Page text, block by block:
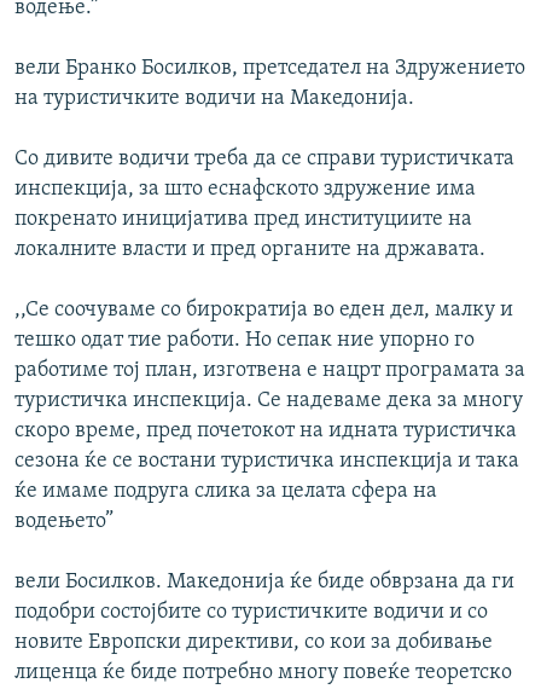
водење.”
вели Бранко Босилков, претседател на Здружението
на туристичките водичи на Македонија.
Со дивите водичи треба да се справи туристичката
инспекција, за што еснафското здружение има
покренато иницијатива пред институциите на
локалните власти и пред органите на државата.
,,Се соочуваме со бирократија во еден дел, малку и
тешко одат тие работи. Но сепак ние упорно го
работиме тој план, изготвена е нацрт програмата за
туристичка инспекција. Се надеваме дека за многу
скоро време, пред почетокот на идната туристичка
сезона ќе се востани туристичка инспекција и така
ќе имаме подруга слика за целата сфера на
водењето”
вели Босилков. Македонија ќе биде обврзана да ги
подобри состојбите со туристичките водичи и со
новите Европски директиви, со кои за добивање
лиценца ќе биде потребно многу повеќе теоретско